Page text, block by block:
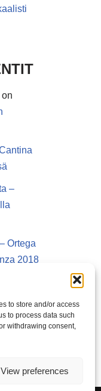
to store and/or access
to process data such
withdrawing consent,
View preferences
on
–
Ortega
2018
de
€)